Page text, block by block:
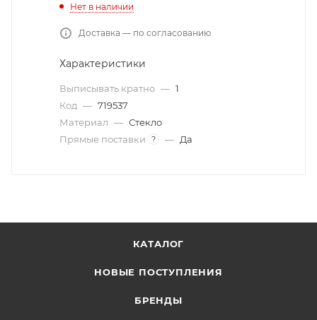
Нет в наличии
Доставка — по согласованию
Характеристики
Выписывать кратно — 1
Код — 719537
Материал — Стекло
Прямые поставки
? — Да
КАТАЛОГ
НОВЫЕ ПОСТУПЛЕНИЯ
БРЕНДЫ